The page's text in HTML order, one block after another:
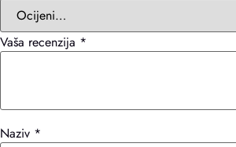
Vaša recenzija *
Naziv *